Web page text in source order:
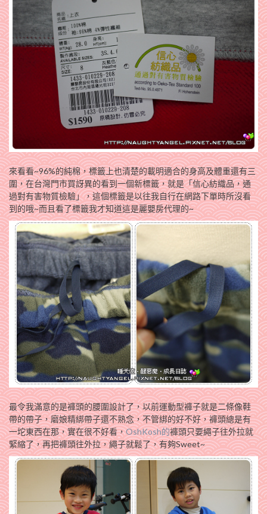
來看看~96%的純棉，標籤上也清楚的載明適合的身高及體重還有三
圍，在台灣門市買訝異的看到一個新標籤，就是「信心紡織品，通
過對有害物質檢驗」，這個標籤是以往我自行在網路下單時所沒看
到的哦~而且看了標籤我才知道這是麗嬰房代理的~
最令我滿意的是褲頭的腰圍設計了，以前運動型褲子就是二條像鞋
帶的帶子，磨娘精綁帶子還不熟念，不管綁的好不好，褲頭總是有
一坨東西在那，實在很不好看，OshKosh的褲頭只要繩子往外拉就
緊縮了，再把褲頭往外拉，繩子就鬆了，有夠Sweet~